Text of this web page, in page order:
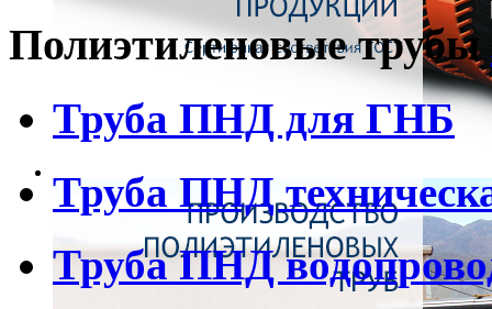
Полиэтиленовые трубы
Труба ПНД для ГНБ
Труба ПНД
Труба ПНД